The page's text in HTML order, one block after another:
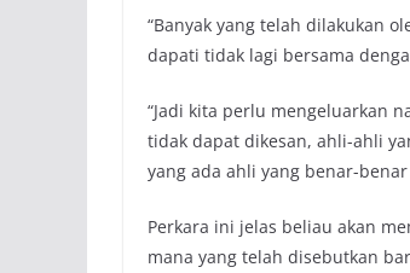
“Banyak yang telah dilakukan
dapati tidak lagi bersama
“Jadi kita perlu mengeluarkan
tidak dapat dikesan, ahli-ahli
yang ada ahli yang benar-
Perkara ini jelas beliau akan
mana yang telah disebutkan